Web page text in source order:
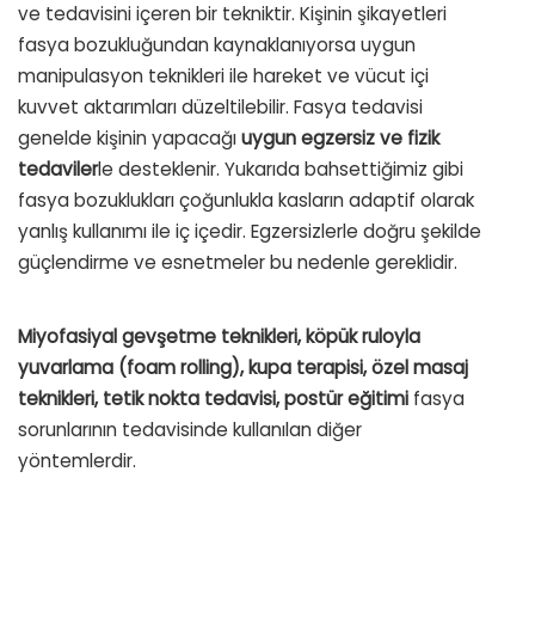
ve tedavisini içeren bir tekniktir. Kişinin şikayetleri
fasya bozukluğundan kaynaklanıyorsa uygun
manipulasyon teknikleri ile hareket ve vücut içi
kuvvet aktarımları düzeltilebilir. Fasya tedavisi
genelde kişinin yapacağıuygun egzersiz ve fizik
tedavilerle desteklenir. Yukarıda bahsettiğimiz gibi
fasya bozuklukları çoğunlukla kasların adaptif olarak
yanlış kullanımı ile iç içedir. Egzersizlerle doğru şekilde
güçlendirme ve esnetmeler bu nedenle gereklidir.
Miyofasiyal gevşetme teknikleri, köpük ruloyla
yuvarlama (foam rolling), kupa terapisi, özel masaj
teknikleri, tetik nokta tedavisi, postür eğitimi fasya
sorunlarının tedavisinde kullanılan diğer
yöntemlerdir.